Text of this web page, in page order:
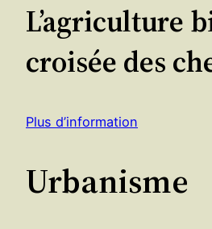
L’agriculture
croisée des
Plus d’information
Urbanisme